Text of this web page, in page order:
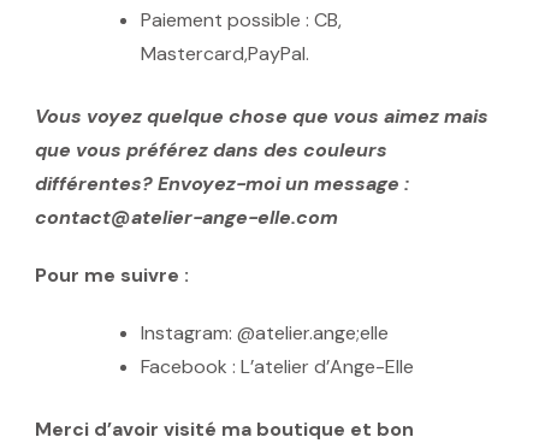
Paiement possible : CB,
Mastercard,PayPal.
Vous voyez quelque chose que vous aimez mais
que vous préférez dans des couleurs
différentes? Envoyez-moi un message :
contact@atelier-ange-elle.com
Pour me suivre :
Instagram: @atelier.ange;elle
Facebook : L’atelier d’Ange-Elle
Merci d’avoir visité ma boutique et bon